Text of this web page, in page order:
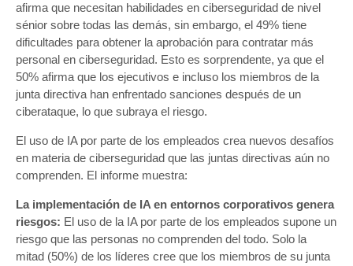
afirma que necesitan habilidades en ciberseguridad de nivel
sénior sobre todas las demás, sin embargo, el 49% tiene
dificultades para obtener la aprobación para contratar más
personal en ciberseguridad. Esto es sorprendente, ya que el
50% afirma que los ejecutivos e incluso los miembros de la
junta directiva han enfrentado sanciones después de un
ciberataque, lo que subraya el riesgo.
El uso de IA por parte de los empleados crea nuevos desafíos
en materia de ciberseguridad que las juntas directivas aún no
comprenden. El informe muestra:
La implementación de IA en entornos corporativos genera
riesgos: El uso de la IA por parte de los empleados supone un
riesgo que las personas no comprenden del todo. Solo la
mitad (50%) de los líderes cree que los miembros de su junta